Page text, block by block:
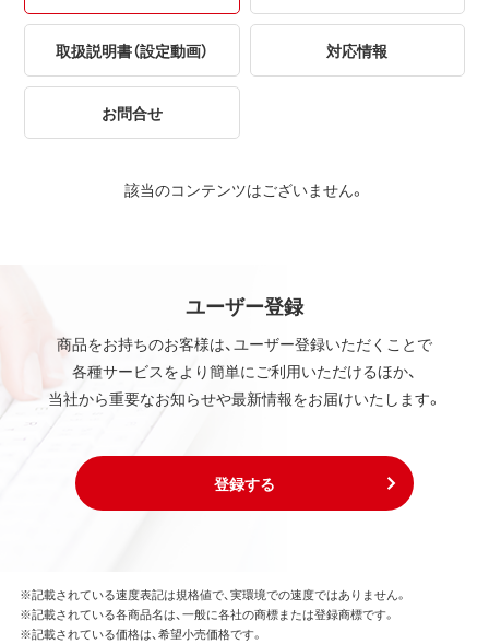
取扱説明書（設定動画） 対応情報
お問合せ
該当のコンテンツはございません。
ユーザー登録
商品をお持ちのお客様は、ユーザー登録いただくことで
各種サービスをより簡単にご利用いただけるほか、
当社から重要なお知らせや最新情報をお届けいたします。
登録する
※記載されている速度表記は規格値で、実環境での速度ではありません。
※記載されている各商品名は、一般に各社の商標または登録商標です。
※記載されている価格は、希望小売価格です。